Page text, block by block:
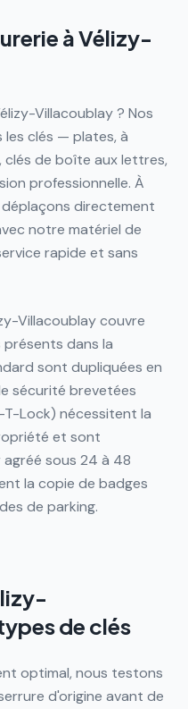
àVélizy-
Villacoublay ? Nos
clés — plates, à
de boîte aux lettres,
professionnelle. À
directement
notre matériel de
rapide et sans
Villacoublay couvre
dans la
sont dupliquées en
sécurité brevetées
Lock) nécessitent la
et sont
sous 24 à 48
la copie de badges
de parking.
de clés
optimal, nous testons
d'origine avant de